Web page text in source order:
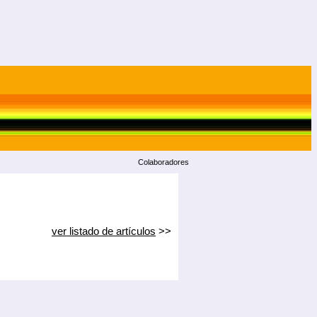
Colaboradores
ver listado de artículos >>